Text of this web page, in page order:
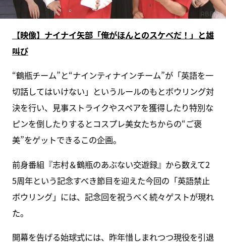
【映像】ナイナイ矢部「俺がほんとのスケベだ！」と雄
叫び
“鶴瓶チーム”と“ナインティナインチーム”が「英語を一
切話してはいけない」というルールのもとボウリング対
決を行い、見事ストライクやスペアを獲得したり特別な
ピンを倒したりするとコスプレ美女たちからの“ご褒
美”をゲットできるこの企画。
前身番組『志村＆鶴瓶のあぶない交遊録』から数えて2
5周年という記念すべき節目を迎えた今回の「英語禁止
ボウリング」には、記念回を祝うべく続々ゲストが現れ
た。
開幕を告げる始球式には、昨年惜しまれつつ現役を引退